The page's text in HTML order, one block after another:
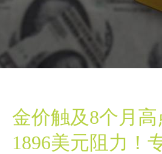
金价触及8个月
1896美元阻力！